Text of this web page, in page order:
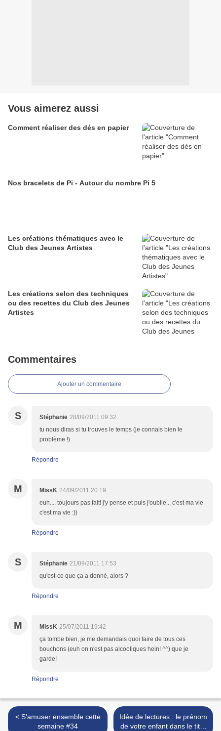
Vous aimerez aussi
Comment réaliser des dés en papier
Nos bracelets de Pi - Autour du nombre Pi 5
Les créations thématiques avec le
Club des Jeunes Artistes
Les créations selon des techniques
ou des recettes du Club des Jeunes
Artistes
Commentaires
Ajouter un commentaire
S Stéphanie 28/09/2011 09:32
tu nous diras si tu trouves le temps (je connais bien le
problème !)
Répondre
M MissK 24/09/2011 20:19
euh.... toujours pas fait! j'y pense et puis j'oublie... c'est ma vie
c'est ma vie :))
Répondre
S Stéphanie 21/09/2011 17:53
qu'est-ce que ça a donné, alors ?
Répondre
M MissK 25/07/2011 19:42
ça tombe bien, je me demandais quoi faire de tous ces
bouchons (euh on n'est pas alcooliques hein! ^^) que je
garde!
Répondre
< S'amuser ensemble cette
semaine #34
Idée de lectures : le prénom
de votre enfant dans le titre